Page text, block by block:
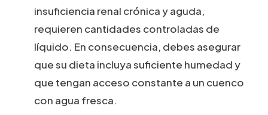
insuficiencia renal crónica y aguda,
requieren cantidades controladas de
líquido. En consecuencia, debes asegurar
que su dieta incluya suficiente humedad y
que tengan acceso constante a un cuenco
con agua fresca.